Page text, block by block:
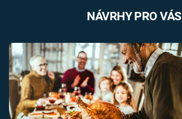
NÁVRHY PRO VÁS